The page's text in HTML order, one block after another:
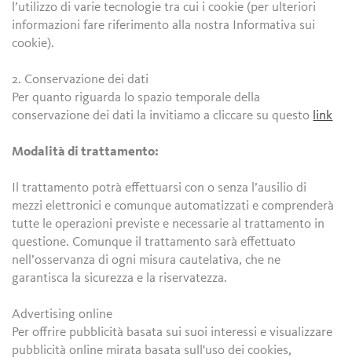
l’utilizzo di varie tecnologie tra cui i cookie (per ulteriori
informazioni fare riferimento alla nostra Informativa sui
cookie).
2. Conservazione dei dati
Per quanto riguarda lo spazio temporale della
conservazione dei dati la invitiamo a cliccare su questo link
Modalità di trattamento:
Il trattamento potrà effettuarsi con o senza l’ausilio di
mezzi elettronici e comunque automatizzati e comprenderà
tutte le operazioni previste e necessarie al trattamento in
questione. Comunque il trattamento sarà effettuato
nell’osservanza di ogni misura cautelativa, che ne
garantisca la sicurezza e la riservatezza.
Advertising online
Per offrire pubblicità basata sui suoi interessi e visualizzare
pubblicità online mirata basata sull'uso dei cookies,